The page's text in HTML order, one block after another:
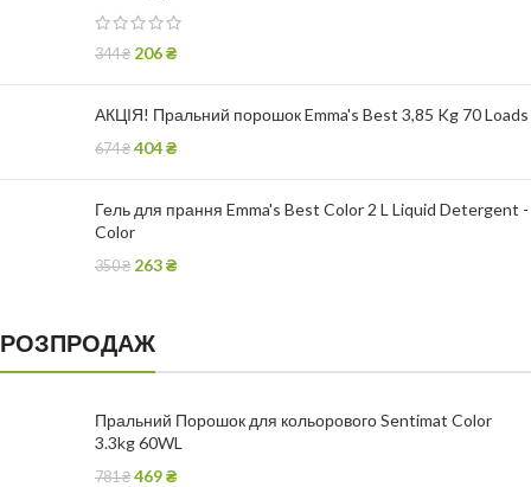
344₴ 206₴
АКЦІЯ! Пральний порошок Emma's Best 3,85 Kg 70 Loads
674₴ 404₴
Гель для прання Emma's Best Color 2 L Liquid Detergent -
Color
350₴ 263₴
РОЗПРОДАЖ
Пральний Порошок для кольорового Sentimat Color
3.3kg 60WL
781₴ 469₴